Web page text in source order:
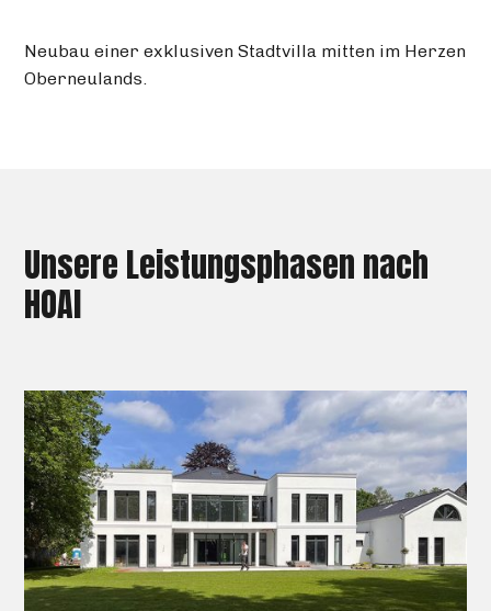
Neubau einer exklusiven Stadtvilla mitten im Herzen
Oberneulands.
Unsere Leistungsphasen nach
HOAI